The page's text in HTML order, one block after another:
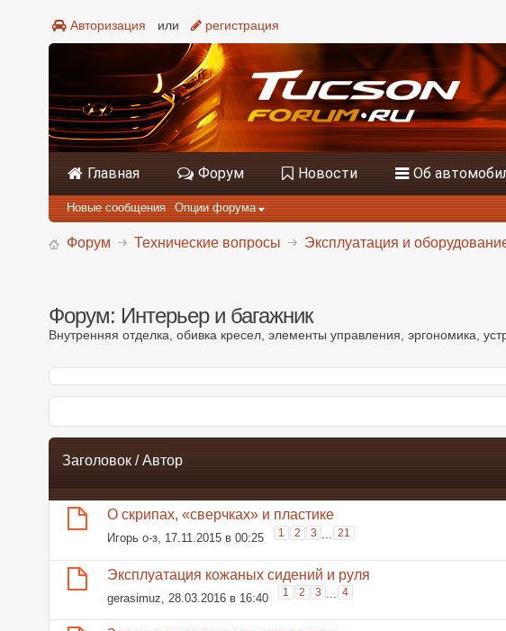
Авторизация или регистрация
Главная Форум Новости Об
Новые сообщения Опции форума
Форум Технические вопросы Эксплуатация и
Форум: Интерьер и багажник
Внутренняя отделка, обивка кресел, элементы управления, эргономика,
Заголовок/Автор
О скрипах, «сверчках» и пластике
Игорь о-з, 17.11.2015 в 00:25 1 2 3 21
Эксплуатация кожаных сидений и руля
gerasimuz , 28.03.2016 в 16:40 1 2 3 ... 4